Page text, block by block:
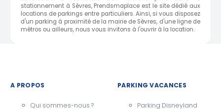
stationnement à Sèvres, Prendsmaplace est le site dédié aux
locations de parkings entre particuliers. Ainsi, si vous disposez
d'un parking à proximité de la mairie de Sèvres, d'une ligne de
métros ou ailleurs, nous vous invitons à l'ouvrir à la location.
A PROPOS
Qui sommes-nous ?
PARKING VACANCES
Parking Disneyland